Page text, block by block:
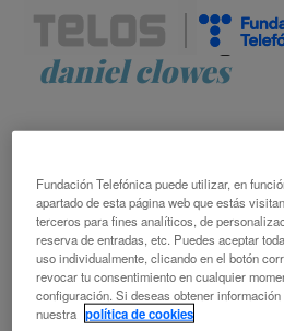
Artículos
daniel clowes
DANIEL CLOWES:
CONTROLA SU
Fundación Telefónica puede utilizar, en
apartado de esta página web que estás
terceros para fines analíticos, de
reserva de entradas, etc. Puedes aceptar
uso individualmente, clicando en el botón
revocar tu consentimiento en cualquier
configuración. Si deseas obtener
nuestra política de cookies